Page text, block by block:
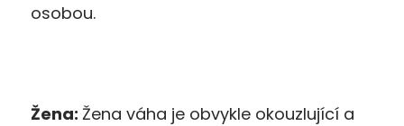
osobou.
Žena: Žena váha je obvykle okouzlující a